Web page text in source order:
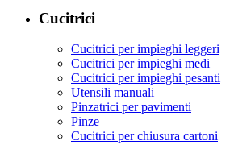
Cucitrici
Cucitrici per impieghi leggeri
Cucitrici per impieghi medi
Cucitrici per impieghi pesanti
Utensili manuali
Pinzatrici per pavimenti
Pinze
Cucitrici per chiusura cartoni